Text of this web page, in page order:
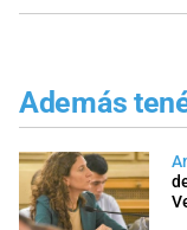
Además